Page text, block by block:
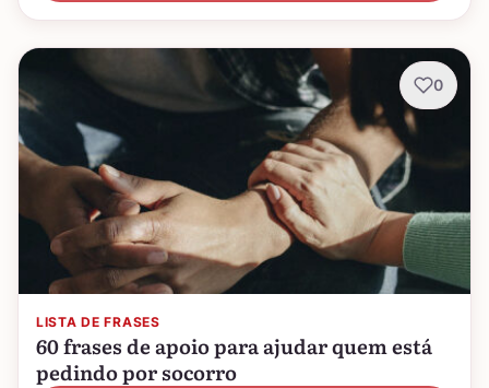
LISTA DE FRASES
60 frases de apoio para ajudar quem está
pedindo por socorro
0